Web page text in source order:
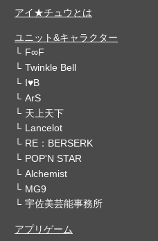
アイ★チュウとは
ユニット&キャラクター
F∞F
Twinkle Bell
I♥B
ArS
天上天下
Lancelot
RE：BERSERK
POP'N STAR
Alchemist
MG9
宇佐美芸能事務所
アプリゲーム